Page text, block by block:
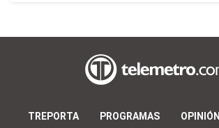
TREPORTA PROGRAMAS OPINIÓN